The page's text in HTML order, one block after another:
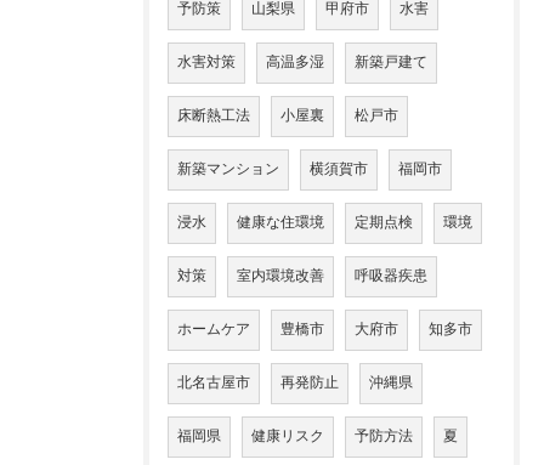
予防策 山梨県 甲府市 水害
水害対策 高温多湿 新築戸建て
床断熱工法 小屋裏 松戸市
新築マンション 横須賀市 福岡市
浸水 健康な住環境 定期点検 環境
対策 室内環境改善 呼吸器疾患
ホームケア 豊橋市 大府市 知多市
北名古屋市 再発防止 沖縄県
福岡県 健康リスク 予防方法 夏